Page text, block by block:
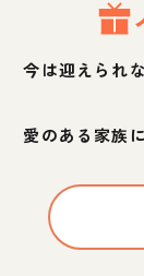
今は迎えられ
愛のある家族